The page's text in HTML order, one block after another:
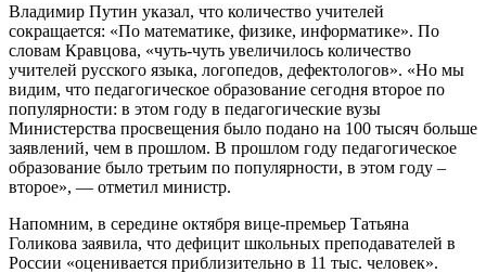
Владимир Путин указал, что количество учителей
сокращается: «По математике, физике, информатике». По
словам Кравцова, «чуть-чуть увеличилось количество
учителей русского языка, логопедов, дефектологов». «Но мы
видим, что педагогическое образование сегодня второе по
популярности: в этом году в педагогические вузы
Министерства просвещения было подано на 100 тысяч больше
заявлений, чем в прошлом. В прошлом году педагогическое
образование было третьим по популярности, в этом году –
второе», — отметил министр.
Напомним, в середине октября вице-премьер Татьяна
Голикова заявила, что дефицит школьных преподавателей в
России «оценивается приблизительно в 11 тыс. человек».